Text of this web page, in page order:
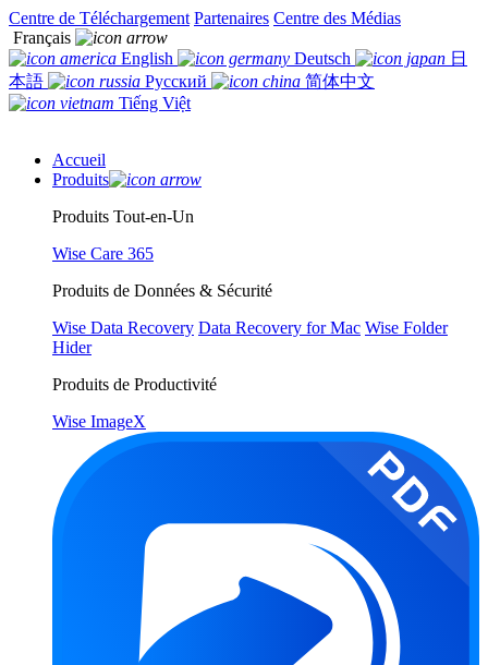
Centre de Téléchargement Partenaires Centre des Médias
Français
English
Deutsch
日
本語
Русский
简体中文
Tiếng Việt
Accueil
Produits
Produits Tout-en-Un
Wise Care 365
Produits de Données & Sécurité
Wise Data Recovery Data Recovery for Mac Wise Folder
Hider
Produits de Productivité
Wise ImageX